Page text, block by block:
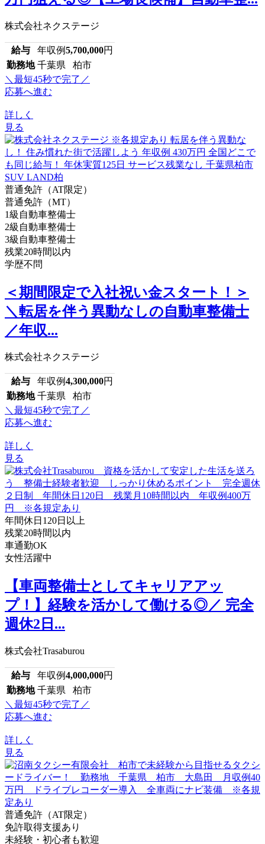
株式会社ネクステージ
給与 年収例5,700,000円
勤務地 千葉県 柏市
＼最短45秒で完了／
応募へ進む
詳しく
見る
普通免許（AT限定）
普通免許（MT）
1級自動車整備士
2級自動車整備士
3級自動車整備士
残業20時間以内
学歴不問
＜期間限定で入社祝い金スタート！＞
＼転居を伴う異動なしの自動車整備士
／年収...
株式会社ネクステージ
給与 年収例4,300,000円
勤務地 千葉県 柏市
＼最短45秒で完了／
応募へ進む
詳しく
見る
年間休日120日以上
残業20時間以内
車通勤OK
女性活躍中
【車両整備士としてキャリアアッ
プ！】経験を活かして働ける◎／ 完全
週休2日...
株式会社Trasaburou
給与 年収例4,000,000円
勤務地 千葉県 柏市
＼最短45秒で完了／
応募へ進む
詳しく
見る
普通免許（AT限定）
免許取得支援あり
未経験・初心者も歓迎